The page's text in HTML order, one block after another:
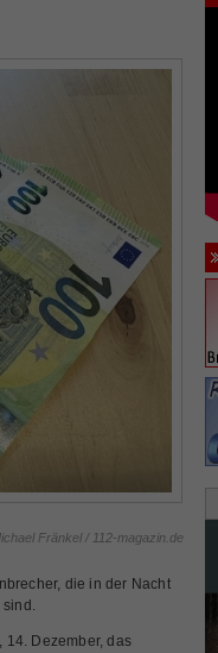
Fränkel / 112-magazin.de
die in der Nacht
14. Dezember, das